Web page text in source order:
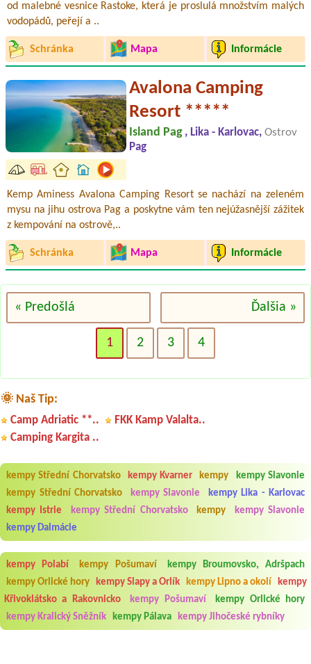
od malebné vesnice Rastoke, která je proslulá množstvím malých
vodopádů, peřejí a ..
Schránka Mapa Informácie
Avalona Camping
Resort *****
Island Pag , Lika - Karlovac, Ostrov
Pag
Kemp Aminess Avalona Camping Resort se nachází na zeleném
mysu na jihu ostrova Pag a poskytne vám ten nejúžasnější zážitek
z kempování na ostrově,..
Schránka Mapa Informácie
« Predošlá Ďalšia »
1 2 3 4
🌞 Naš Tip:
Camp Adriatic **..
FKK Kamp Valalta..
Camping Kargita ..
kempy Střední Chorvatsko kempy Kvarner kempy
kempy Slavonie
kempy Střední Chorvatsko
kempy Slavonie
kempy Lika - Karlovac
kempy Istrie
kempy Střední Chorvatsko kempy
kempy Slavonie
kempy Dalmácie
kempy Polabí kempy Pošumaví
kempy Broumovsko, Adršpach
kempy Orlické hory kempy Slapy a Orlík kempy Lipno a okolí
kempy
Křivoklátsko a Rakovnicko
kempy Pošumaví
kempy Orlické hory
kempy Kralický Sněžník kempy Pálava kempy Jihočeské rybníky